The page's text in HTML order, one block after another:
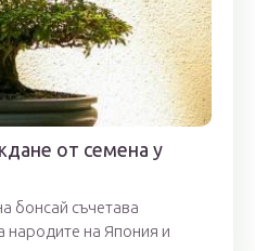
от семена у
бонсай съчетава
народите на Япония и